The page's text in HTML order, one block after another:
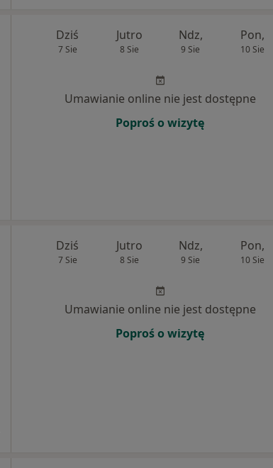
Dziś
7 Sie
Jutro
8 Sie
Ndz,
9 Sie
Pon,
10 Sie
Umawianie online nie jest dostępne
Poproś o wizytę
Dziś
7 Sie
Jutro
8 Sie
Ndz,
9 Sie
Pon,
10 Sie
Umawianie online nie jest dostępne
Poproś o wizytę